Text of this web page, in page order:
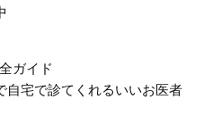
ガイド
自宅で診てくれるいいお医者